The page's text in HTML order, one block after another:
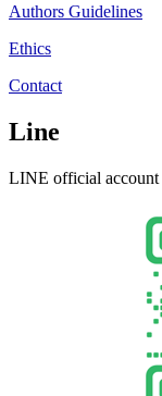
Authors Guidelines
Ethics
Contact
Line
LINE official account